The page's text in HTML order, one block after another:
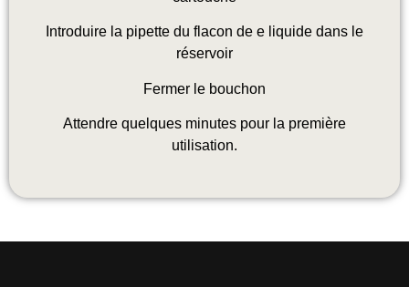
Introduire la pipette du flacon de e liquide dans le
réservoir
Fermer le bouchon
Attendre quelques minutes pour la première
utilisation.